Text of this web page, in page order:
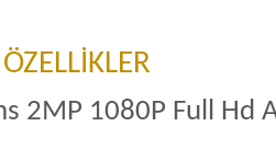
2MP 1080P Full Hd